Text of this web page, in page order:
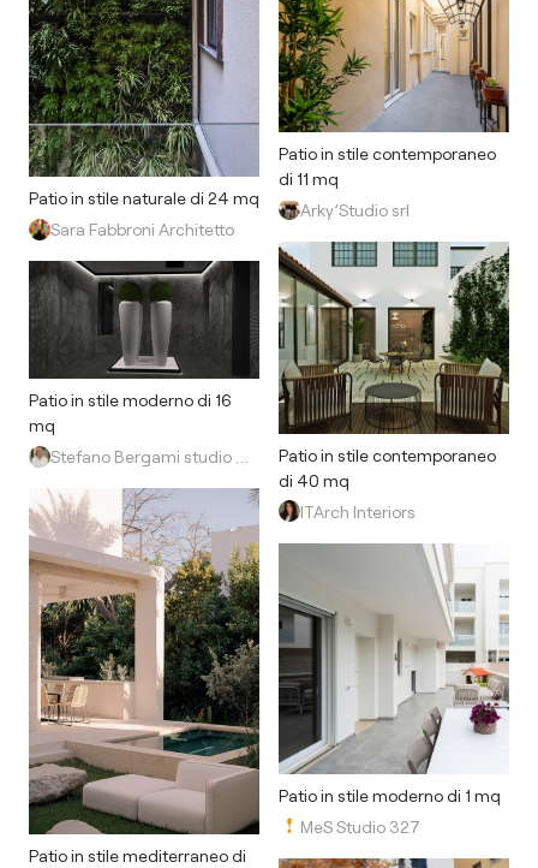
Patio in stile naturale di 24 mq
Sara Fabbroni Architetto
Patio in stile moderno di 16
mq
Patio in stile mediterraneo di
Patio in stile contemporaneo
di 11 mq
Arky’Studio srl
Patio in stile contemporaneo
di 40 mq
ITArch Interiors
Patio in stile moderno di 1 mq
MeS Studio 327